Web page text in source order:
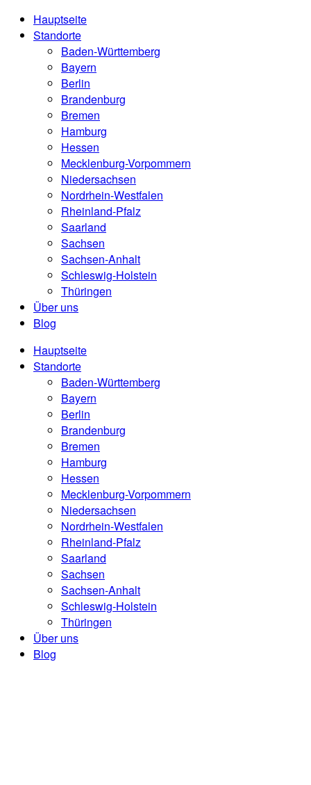
Hauptseite
Standorte
Baden-Württemberg
Bayern
Berlin
Brandenburg
Bremen
Hamburg
Hessen
Mecklenburg-Vorpommern
Niedersachsen
Nordrhein-Westfalen
Rheinland-Pfalz
Saarland
Sachsen
Sachsen-Anhalt
Schleswig-Holstein
Thüringen
Über uns
Blog
Hauptseite
Standorte
Baden-Württemberg
Bayern
Berlin
Brandenburg
Bremen
Hamburg
Hessen
Mecklenburg-Vorpommern
Niedersachsen
Nordrhein-Westfalen
Rheinland-Pfalz
Saarland
Sachsen
Sachsen-Anhalt
Schleswig-Holstein
Thüringen
Über uns
Blog